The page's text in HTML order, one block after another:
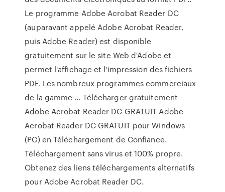
Le programme Adobe Acrobat Reader DC
(auparavant appelé Adobe Acrobat Reader,
puis Adobe Reader) est disponible
gratuitement sur le site Web d'Adobe et
permet l'affichage et l'impression des fichiers
PDF. Les nombreux programmes commerciaux
de la gamme … Télécharger gratuitement
Adobe Acrobat Reader DC GRATUIT Adobe
Acrobat Reader DC GRATUIT pour Windows
(PC) en Téléchargement de Confiance.
Téléchargement sans virus et 100% propre.
Obtenez des liens téléchargements alternatifs
pour Adobe Acrobat Reader DC.